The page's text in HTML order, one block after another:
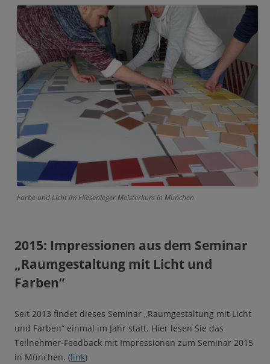
Farbe und Licht im Fliesenleger Meisterkurs in München
2015: Impressionen aus dem Seminar
„Raumgestaltung mit Licht und
Farben“
Seit 2013 findet dieses Seminar „Raumgestaltung mit Licht
und Farben“ einmal im Jahr statt. Hier lesen Sie das
Teilnehmer-Feedback mit Impressionen zum Seminar 2015
in München. (link)